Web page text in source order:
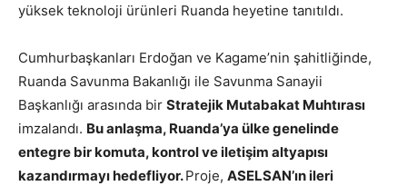
yüksek teknoloji ürünleri Ruanda heyetine tanıtıldı.
Cumhurbaşkanları Erdoğan ve Kagame’nin şahitliğinde,
Ruanda Savunma Bakanlığı ile Savunma Sanayii
Başkanlığı arasında bir Stratejik Mutabakat Muhtırası
imzalandı. Bu anlaşma, Ruanda’ya ülke genelinde
entegre bir komuta, kontrol ve iletişim altyapısı
kazandırmayı hedefliyor.Proje, ASELSAN’ın ileri